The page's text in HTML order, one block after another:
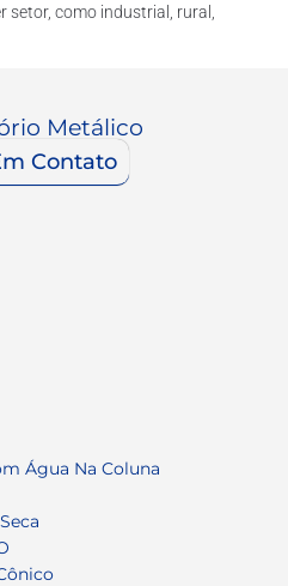
como industrial, rural,
Metálico
Contato
Água Na Coluna